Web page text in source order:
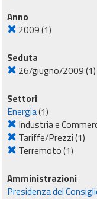
Anno
2009(1)
Seduta
26/giugno/2009(1)
Settori
Energia(1)
Industria e
Tariffe/Prezzi(1)
Terremoto(1)
Amministrazioni
Presidenza del